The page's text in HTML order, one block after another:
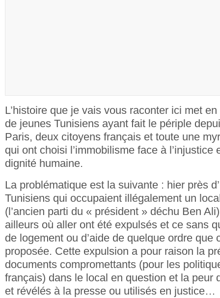
L’histoire que je vais vous raconter ici met
de jeunes Tunisiens ayant fait le périple
Paris, deux citoyens français et toute une
qui ont choisi l’immobilisme face à l’injustice
dignité humaine.
La problématique est la suivante : hier près
Tunisiens qui occupaient illégalement un
(l’ancien parti du « président » déchu Ben
ailleurs où aller ont été expulsés et ce sans
de logement ou d’aide de quelque ordre que
proposée. Cette expulsion a pour raison la
documents compromettants (pour les
français) dans le local en question et la peur
et révélés à la presse ou utilisés en justice…